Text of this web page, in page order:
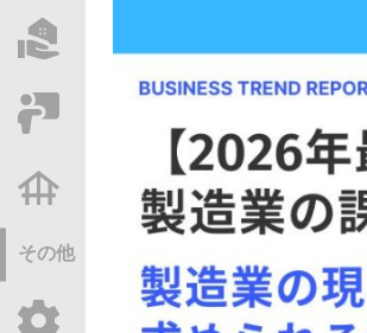
不動産基礎調査
その他
ご利用ガイド